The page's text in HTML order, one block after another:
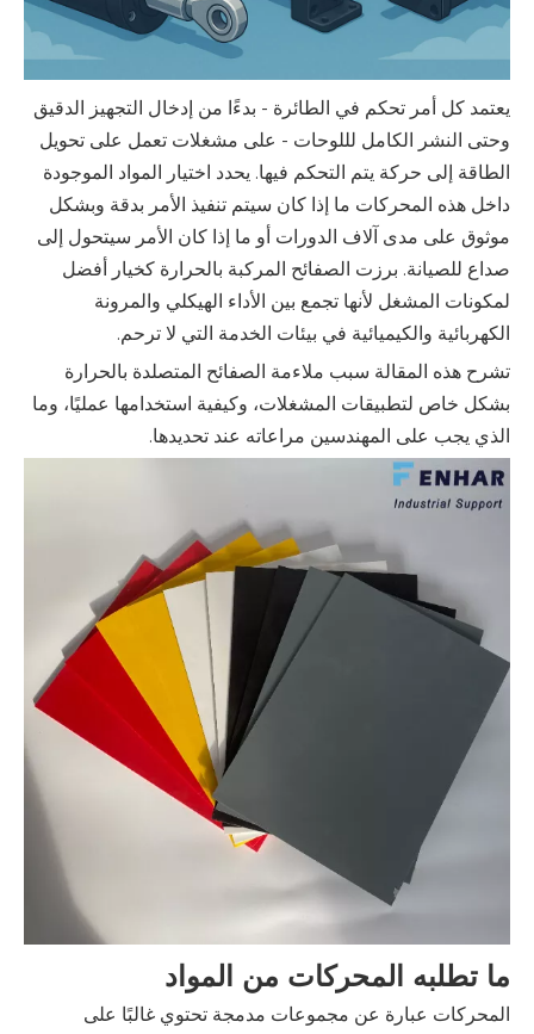
يعتمد كل أمر تحكم في الطائرة - بدءًا من إدخال التجهيز الدقيق
وحتى النشر الكامل لللوحات - على مشغلات تعمل على تحويل
الطاقة إلى حركة يتم التحكم فيها. يحدد اختيار المواد الموجودة
داخل هذه المحركات ما إذا كان سيتم تنفيذ الأمر بدقة وبشكل
موثوق على مدى آلاف الدورات أو ما إذا كان الأمر سيتحول إلى
صداع للصيانة. برزت الصفائح المركبة بالحرارة كخيار أفضل
لمكونات المشغل لأنها تجمع بين الأداء الهيكلي والمرونة
الكهربائية والكيميائية في بيئات الخدمة التي لا ترحم.
تشرح هذه المقالة سبب ملاءمة الصفائح المتصلدة بالحرارة
بشكل خاص لتطبيقات المشغلات، وكيفية استخدامها عمليًا، وما
الذي يجب على المهندسين مراعاته عند تحديدها.
ما تطلبه المحركات من المواد
المحركات عبارة عن مجموعات مدمجة تحتوي غالبًا على